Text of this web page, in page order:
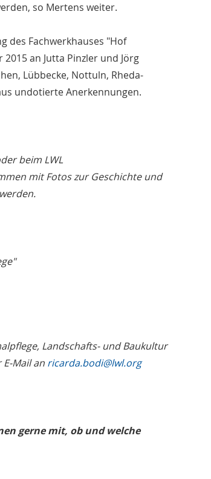
so Mertens weiter.
des Fachwerkhauses "Hof
an Jutta Pinzler und Jörg
Lübbecke, Nottuln, Rheda-
undotierte Anerkennungen.
beim LWL
mit Fotos zur Geschichte und
Landschafts- und Baukultur
Mail an ricarda.bodi@lwl.org
gerne mit, ob und welche